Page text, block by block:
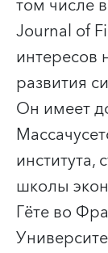
Journal of
интересов
развития
Он имеет
института,
школы
Гёте во